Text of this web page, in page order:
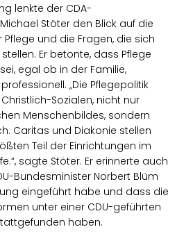
lenkte der CDA-
Stöter den Blick auf die
Pflege und die Fragen, die sich
Er betonte, dass Pflege
egal ob in der Familie,
„Die Pflegepolitik
Sozialen, nicht nur
Menschenbildes, sondern
Caritas und Diakonie stellen
Teil der Einrichtungen im
sagte Stöter. Er erinnerte auch
Bundesminister Norbert Blüm
eingeführt habe und dass die
unter einer CDU-geführten
haben.